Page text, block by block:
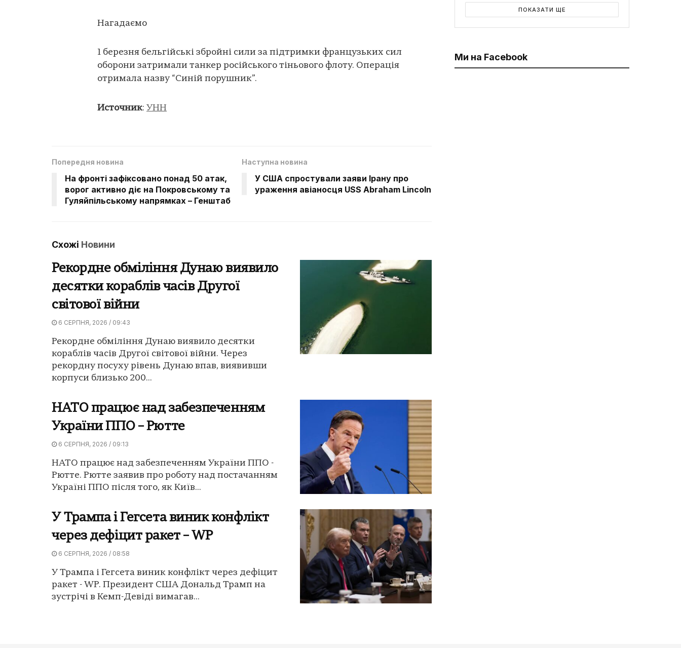
Нагадаємо
1 березня бельгійські збройні сили за підтримки французьких сил
оборони затримали танкер російського тіньового флоту. Операція
отримала назву “Синій порушник”.
Источник: УНН
Попередня новина
На фронті зафіксовано понад 50 атак,
ворог активно діє на Покровському та
Гуляйпільському напрямках – Генштаб
Наступна новина
У США спростували заяви Ірану про
ураження авіаносця USS Abraham Lincoln
Схожі Новини
Рекордне обміління Дунаю виявило
десятки кораблів часів Другої
світової війни
6 СЕРПНЯ, 2026 / 09:43
Рекордне обміління Дунаю виявило десятки
кораблів часів Другої світової війни. Через
рекордну посуху рівень Дунаю впав, виявивши
корпуси близько 200...
НАТО працює над забезпеченням
України ППО – Рютте
6 СЕРПНЯ, 2026 / 09:13
НАТО працює над забезпеченням України ППО -
Рютте. Рютте заявив про роботу над постачанням
Україні ППО після того, як Київ...
У Трампа і Гегсета виник конфлікт
через дефіцит ракет – WP
6 СЕРПНЯ, 2026 / 08:58
У Трампа і Гегсета виник конфлікт через дефіцит
ракет - WP. Президент США Дональд Трамп на
зустрічі в Кемп-Девіді вимагав...
ПОКАЗАТИ ЩЕ
Ми на Facebook